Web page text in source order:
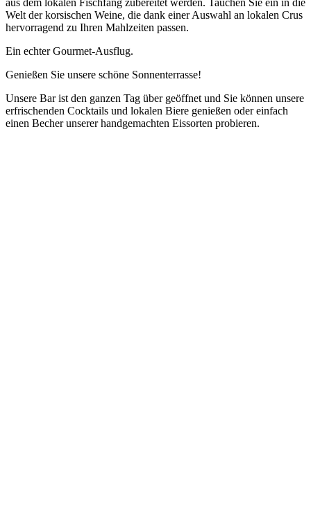
aus dem lokalen Fischfang zubereitet werden. Tauchen Sie ein in die
Welt der korsischen Weine, die dank einer Auswahl an lokalen Crus
hervorragend zu Ihren Mahlzeiten passen.
Ein echter Gourmet-Ausflug.
Genießen Sie unsere schöne Sonnenterrasse!
Unsere Bar ist den ganzen Tag über geöffnet und Sie können unsere
erfrischenden Cocktails und lokalen Biere genießen oder einfach
einen Becher unserer handgemachten Eissorten probieren.